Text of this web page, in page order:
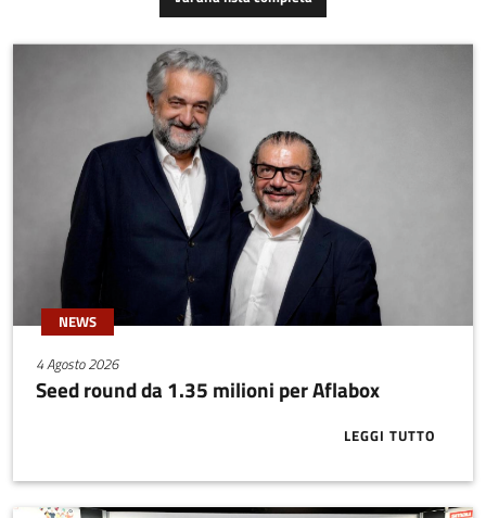
(es. turbine eoliche,
ad implementare la
manutenzione predittiva
dei propri asset.
un monocristallo che
si riscalda localmente
cristallina, il degrado della
qualità del fascio e la
riduzione dell’efficienza.
NEWS
4 Agosto 2026
Seed round da 1.35 milioni per Aflabox
LEGGI TUTTOABOUT SEED